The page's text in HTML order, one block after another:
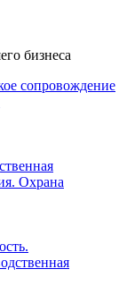
бизнеса
сопровождение
Охрана